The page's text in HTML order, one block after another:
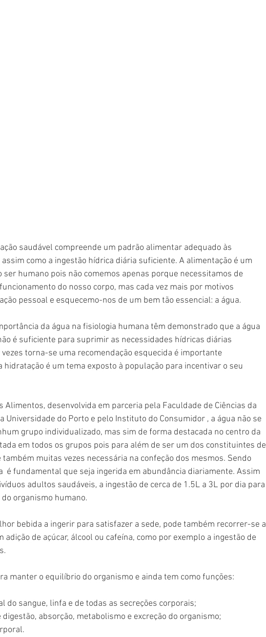
saudável compreende um padrão alimentar adequado às
como a ingestão hídrica diária suficiente. A alimentação é um
ser humano pois não comemos apenas porque necessitamos de
do nosso corpo, mas cada vez mais por motivos
pessoal e esquecemo-nos de um bem tão essencial: a água.
da água na fisiologia humana têm demonstrado que a água
é suficiente para suprimir as necessidades hídricas diárias
torna-se uma recomendação esquecida é importante
é um tema exposto à população para incentivar o seu
Alimentos, desenvolvida em parceria pela Faculdade de Ciências da
Universidade do Porto e pelo Instituto do Consumidor , a água não se
grupo individualizado, mas sim de forma destacada no centro da
em todos os grupos pois para além de ser um dos constituintes de
muitas vezes necessária na confeção dos mesmos. Sendo
é fundamental que seja ingerida em abundância diariamente. Assim
adultos saudáveis, a ingestão de cerca de 1.5L a 3L por dia para
organismo humano.
bebida a ingerir para satisfazer a sede, pode também recorrer-se a
de açúcar, álcool ou cafeína, como por exemplo a ingestão de
manter o equilíbrio do organismo e ainda tem como funções:
do sangue, linfa e de todas as secreções corporais;
absorção, metabolismo e excreção do organismo;